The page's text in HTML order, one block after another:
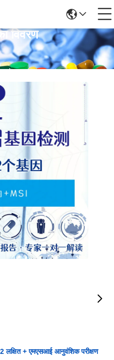
विवरण
लक्षित + एमएसआई आनुवंशिक परीक्षण